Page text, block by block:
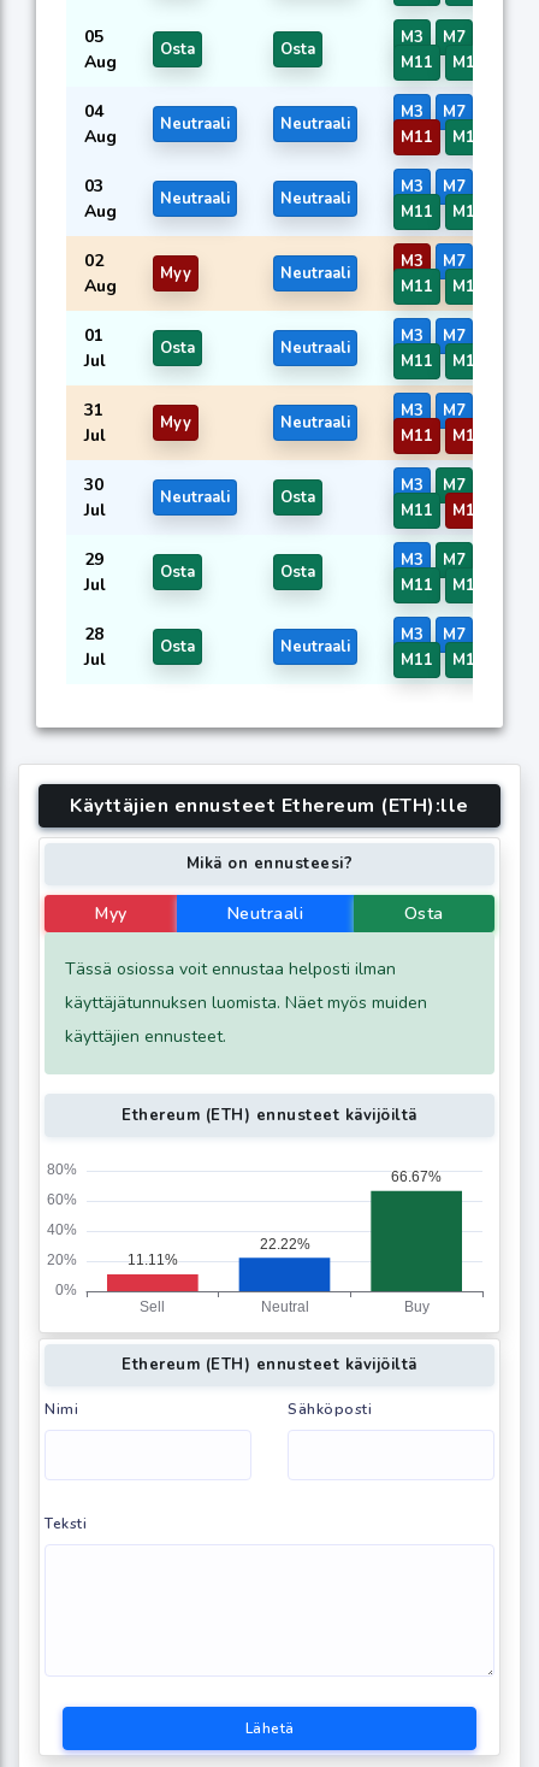
05
Aug
Osta Osta
M3 M7
M11
M17
04
Aug
Neutraali Neutraali
M3 M7
M11
M17
03
Aug
Neutraali Neutraali
M3 M7
M11
M17
02
Aug
Myy Neutraali
M3 M7
M11
M17
01
Jul
Osta Neutraali
M3 M7
M11
M17
31
Jul
Myy Neutraali
M3 M7
M11
M17
30
Jul
Neutraali Osta
M3 M7
M11
M17
29
Jul
Osta Osta
M3 M7
M11
M17
28
Jul
Osta Neutraali
M3 M7
M11
M17
Käyttäjien ennusteet Ethereum (ETH):lle
Mikä on ennusteesi?
Myy Neutraali Osta
Tässä osiossa voit ennustaa helposti ilman
käyttäjätunnuksen luomista. Näet myös muiden
käyttäjien ennusteet.
Ethereum (ETH) ennusteet kävijöiltä
Ethereum (ETH) ennusteet kävijöiltä
Nimi Sähköposti
Teksti
Lähetä